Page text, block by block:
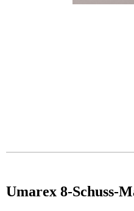
Umarex 8-Schuss-